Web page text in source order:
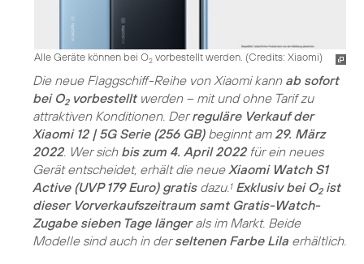
Alle Geräte können bei O2 vorbestellt werden. (Credits: Xiaomi)
Die neue Flaggschiff-Reihe von Xiaomi kann ab sofort
bei O2vorbestelltwerden – mit und ohne Tarif zu
attraktiven Konditionen. Derreguläre Verkauf der
Xiaomi 12 | 5G Serie (256 GB)beginnt am 29. März
2022. Wer sich bis zum 4. April 2022für ein neues
Gerät entscheidet, erhält die neue Xiaomi Watch S1
Active (UVP 179 Euro) gratisdazu. 1 Exklusiv bei O2ist
dieser Vorverkaufszeitraum samt Gratis-Watch-
Zugabe sieben Tage längerals im Markt. Beide
Modelle sind auch in derseltenen Farbe Lila erhältlich.